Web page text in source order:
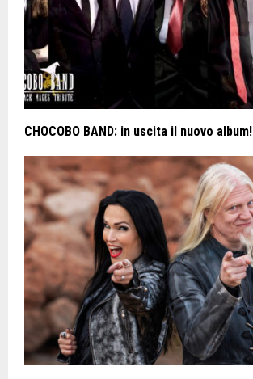
CHOCOBO BAND: in uscita il nuovo album!